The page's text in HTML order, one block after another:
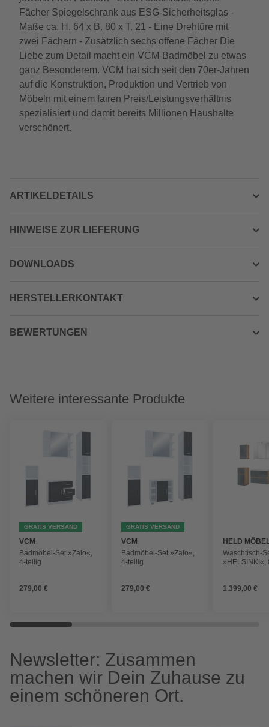
Fächer Spiegelschrank aus ESG-Sicherheitsglas -
Maße ca. H. 64 x B. 80 x T. 21 - Eine Drehtüre mit
zwei Fächern - Zusätzlich sechs offene Fächer Die
Liebe zum Detail macht ein VCM-Badmöbel zu etwas
ganz Besonderem. VCM hat sich seit den 70er-Jahren
auf die Konstruktion, Produktion und Vertrieb von
Möbeln mit einem fairen Preis/Leistungsverhältnis
spezialisiert und damit bereits Millionen Haushalte
verschönert.
ARTIKELDETAILS
HINWEISE ZUR LIEFERUNG
DOWNLOADS
HERSTELLERKONTAKT
BEWERTUNGEN
Weitere interessante Produkte
GRATIS VERSAND
VCM
Badmöbel-Set »Zalo«,
4-teilig
279,00 €
GRATIS VERSAND
VCM
Badmöbel-Set »Zalo«,
4-teilig
279,00 €
HELD
Waschtisch-
»HELSINKI«,
1.399,00 €
Newsletter: Zusammen
machen wir Dein Zuhause zu
einem schöneren Ort.